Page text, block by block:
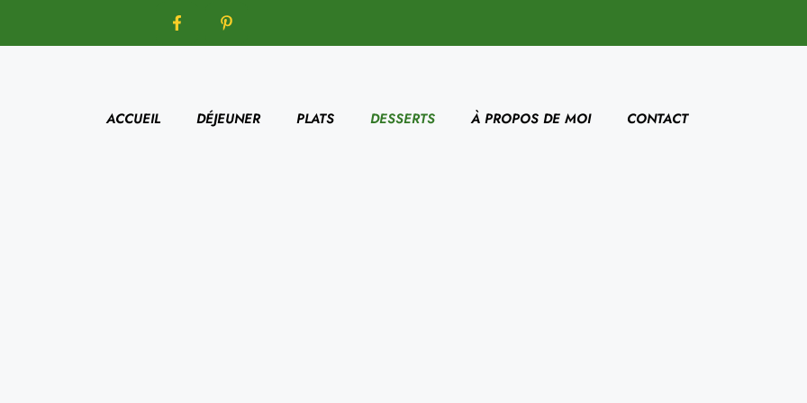
ACCUEIL DÉJEUNER PLATS DESSERTS À PROPOS DE MOI CONTACT